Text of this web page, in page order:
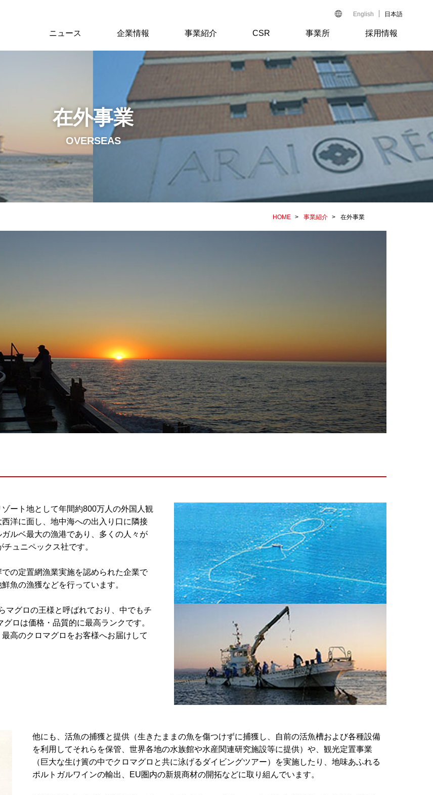
English 日本語
ニュース 企業情報 事業紹介 CSR 事業所 採用情報
在外事業
OVERSEAS
HOME 事業紹介 在外事業
ート地として年間約800万人の外国人観
洋に面し、地中海への出入り口に隣接
ルベ最大の漁港であり、多くの人々が
ュニペックス社です。
の定置網漁業実施を認められた企業で
魚の漁獲などを行っています。
マグロの王様と呼ばれており、中でもチ
ロは価格・品質的に最高ランクです。
高のクロマグロをお客様へお届けして
他にも、活魚の捕獲と提供（生きたままの魚を傷つけずに捕獲し、自前の活魚槽および各種設備
を利用してそれらを保管、世界各地の水族館や水産関連研究施設等に提供）や、観光定置事業
（巨大な生け簀の中でクロマグロと共に泳げるダイビングツアー）を実施したり、地味あふれる
ポルトガルワインの輸出、EU圏内の新規商材の開拓などに取り組んでいます。